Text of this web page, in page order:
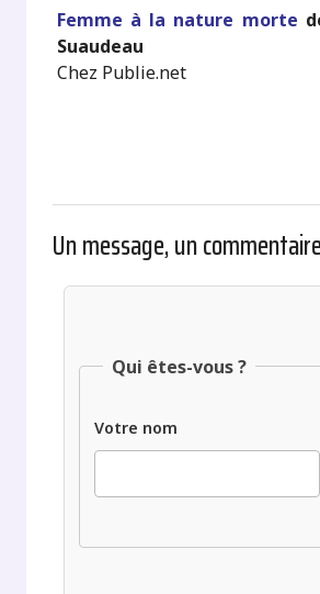
Femme à la nature morte
Suaudeau
Chez Publie.net
Un message, un
Qui êtes-vous ?
Votre nom